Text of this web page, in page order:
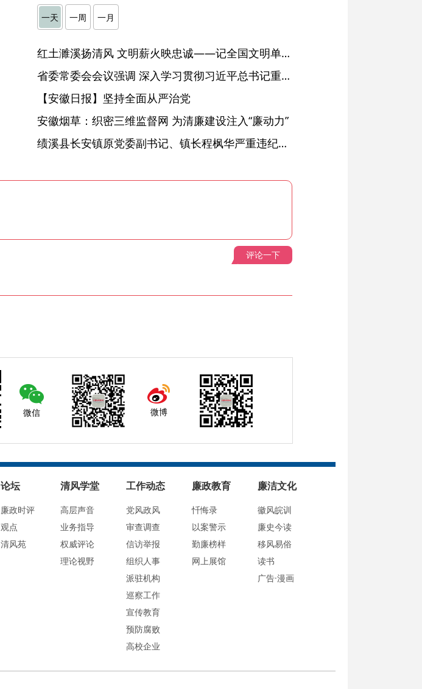
一天 一周 一月
红土濉溪扬清风 文明薪火映忠诚——记全国文明单位、安徽省濉溪县纪委监委
省委常委会会议强调 深入学习贯彻习近平总书记重要讲话精神 以高质量党建引领高质量发展 梁言顺主持并讲话
【安徽日报】坚持全面从严治党
安徽烟草：织密三维监督网 为清廉建设注入“廉动力”
绩溪县长安镇原党委副书记、镇长程枫华严重违纪违法被开除党籍和公职
评论一下
微信 微博
论坛
廉政时评
观点
清风苑
清风学堂
高层声音
业务指导
权威评论
理论视野
工作动态
党风政风
审查调查
信访举报
组织人事
派驻机构
巡察工作
宣传教育
预防腐败
高校企业
廉政教育
忏悔录
以案警示
勤廉榜样
网上展馆
廉洁文化
徽风皖训
廉史今读
移风易俗
读书
广告·漫画